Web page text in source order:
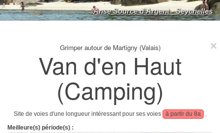
Anse Source d'Argent - Seychelles
Grimper autour de Martigny (Valais)
Van d'en Haut
(Camping)
Site de voies d'une longueur intéressant pour ses voies à partir du 8a
.
Meilleure(s) période(s) :